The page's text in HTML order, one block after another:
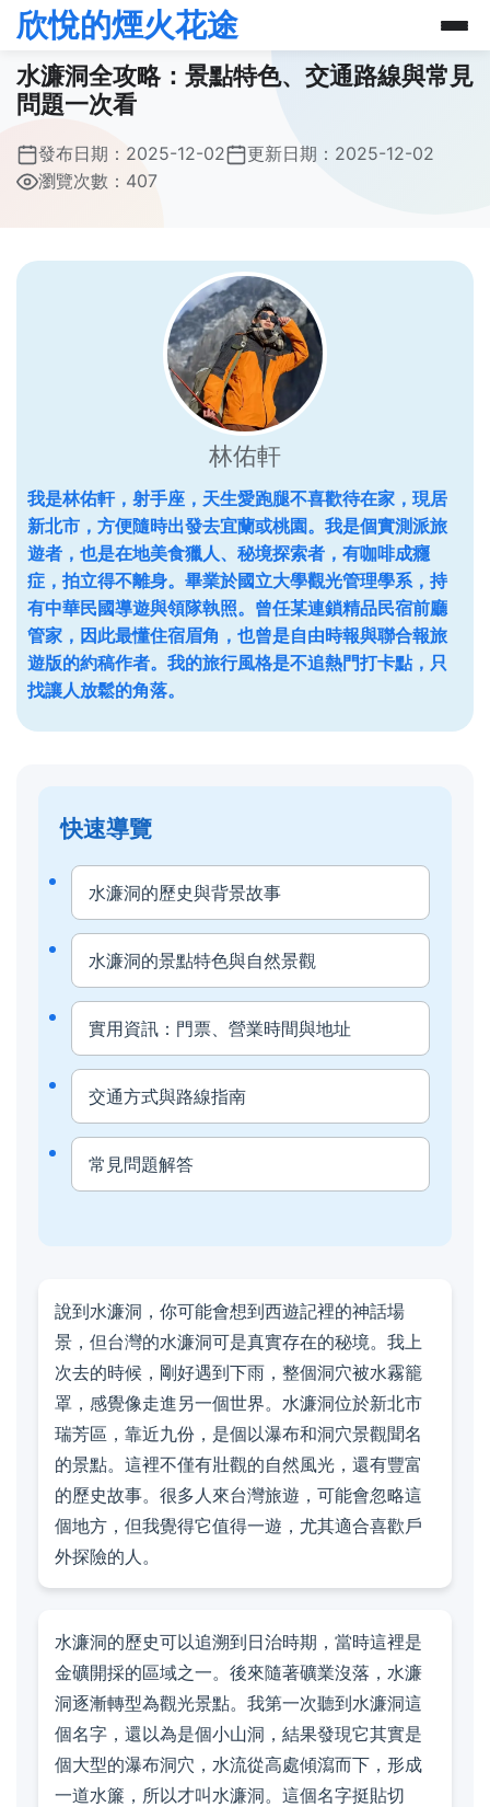
欣悅的煙火花途
水濂洞全攻略：景點特色、交通路線與常見
問題一次看
發布日期： 2025-12-02 更新日期： 2025-12-02
瀏覽次數：407
林佑軒
我是林佑軒，射手座，天生愛跑腿不喜歡待在家，現居
新北市，方便隨時出發去宜蘭或桃園。我是個實測派旅
遊者，也是在地美食獵人、秘境探索者，有咖啡成癮
症，拍立得不離身。畢業於國立大學觀光管理學系，持
有中華民國導遊與領隊執照。曾任某連鎖精品民宿前廳
管家，因此最懂住宿眉角，也曾是自由時報與聯合報旅
遊版的約稿作者。我的旅行風格是不追熱門打卡點，只
找讓人放鬆的角落。
快速導覽
水濂洞的歷史與背景故事
水濂洞的景點特色與自然景觀
實用資訊：門票、營業時間與地址
交通方式與路線指南
常見問題解答
說到水濂洞，你可能會想到西遊記裡的神話場
景，但台灣的水濂洞可是真實存在的秘境。我上
次去的時候，剛好遇到下雨，整個洞穴被水霧籠
罩，感覺像走進另一個世界。水濂洞位於新北市
瑞芳區，靠近九份，是個以瀑布和洞穴景觀聞名
的景點。這裡不僅有壯觀的自然風光，還有豐富
的歷史故事。很多人來台灣旅遊，可能會忽略這
個地方，但我覺得它值得一遊，尤其適合喜歡戶
外探險的人。
水濂洞的歷史可以追溯到日治時期，當時這裡是
金礦開採的區域之一。後來隨著礦業沒落，水濂
洞逐漸轉型為觀光景點。我第一次聽到水濂洞這
個名字，還以為是個小山洞，結果發現它其實是
個大型的瀑布洞穴，水流從高處傾瀉而下，形成
一道水簾，所以才叫水濂洞。這個名字挺貼切